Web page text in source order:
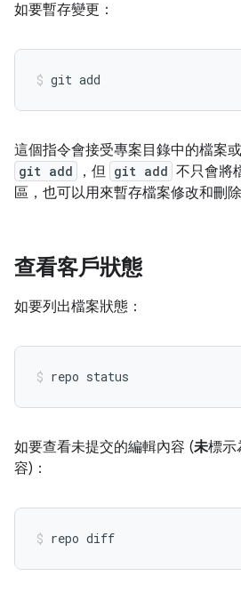
如要暫存變更：
這個指令會接受專案目錄中的檔案
git add ，但 git add 不只會將
區，也可以用來暫存檔案修改和刪除
查看客戶狀態
如要列出檔案狀態：
如要查看未提交的編輯內容 (未標示
容)：